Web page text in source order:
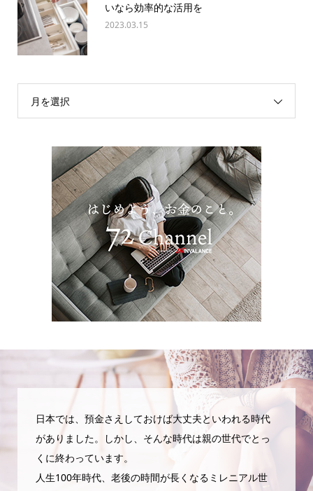
いなら効率的な活用を
2023.03.15
月を選択
日本では、預金さえしておけば大丈夫といわれる時代
がありました。しかし、そんな時代は親の世代でとっ
くに終わっています。
人生100年時代、老後の時間が長くなるミレニアル世